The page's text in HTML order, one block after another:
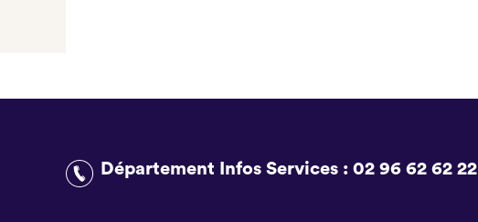
Département Infos Services : 02 96 62 62 22